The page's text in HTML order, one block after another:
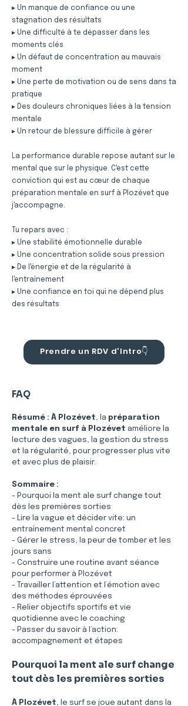
▸ Un manque de confiance ou une
stagnation des résultats
▸ Une difficulté à te dépasser dans les
moments clés
▸ Un défaut de concentration au mauvais
moment
▸ Une perte de motivation ou de sens dans ta
pratique
▸ Des douleurs chroniques liées à la tension
mentale
▸ Un retour de blessure difficile à gérer
La performance durable repose autant sur le
mental que sur le physique. C'est cette
conviction qui est au cœur de chaque
préparation mentale en surf à Plozévet que
j'accompagne.
Tu repars avec :
▸ Une stabilité émotionnelle durable
▸ Une concentration solide sous pression
▸ De l'énergie et de la régularité à
l'entraînement
▸ Une confiance en toi qui ne dépend plus
des résultats
Prendre un RDV d'Intro👇
FAQ
Résumé : À Plozévet, la préparation
mentale en surf à Plozévet améliore la
lecture des vagues, la gestion du stress
et la régularité, pour progresser plus vite
et avec plus de plaisir.
Sommaire :
- Pourquoi la ment ale surf change tout
dès les premières sorties
- Lire la vague et décider vite: un
entraînement mental concret
- Gérer le stress, la peur de tomber et les
jours sans
- Construire une routine avant séance
pour performer à Plozévet
- Travailler l’attention et l’émotion avec
des méthodes éprouvées
- Relier objectifs sportifs et vie
quotidienne avec le coaching
- Passer du savoir à l’action:
accompagnement et étapes
Pourquoi la ment ale surf change
tout dès les premières sorties
À Plozévet, le surf se joue autant dans la